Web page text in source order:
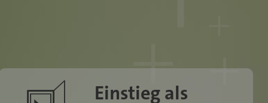
icon-icn-einstieg
Einstieg als